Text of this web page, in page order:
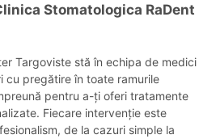
Stomatologica RaDent
Targoviste stă în echipa de medici
cu pregătire în toate ramurile
pentru a-ți oferi tratamente
Fiecare intervenție este
de la cazuri simple la